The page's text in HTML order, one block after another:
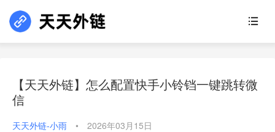
【天天外链】怎么配置快手小铃铛一键跳转微
信
天天外链-小雨 • 2026年03月15日